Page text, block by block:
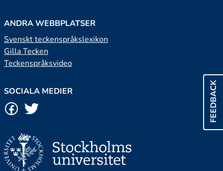
FEEDBACK
ANDRA WEBBPLATSER
Svenskt teckenspråkslexikon
Gilla Tecken
Teckenspråksvideo
SOCIALA MEDIER